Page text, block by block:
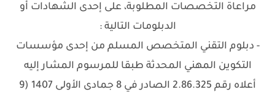
مراعاة التخصصات المطلوبة، على إحدى الشهادات أو
الدبلومات التالية :
- دبلوم التقني المتخصص المسلم من إحدى مؤسسات
التكوين المهني المحدثة طبقا للمرسوم المشار إليه
أعلاه رقم 2.86.325 الصادر في 8 جمادى الأولى 1407 (9